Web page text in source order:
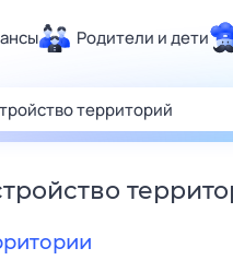
Родители и дети
Здоровье
Развлечения
Спорт